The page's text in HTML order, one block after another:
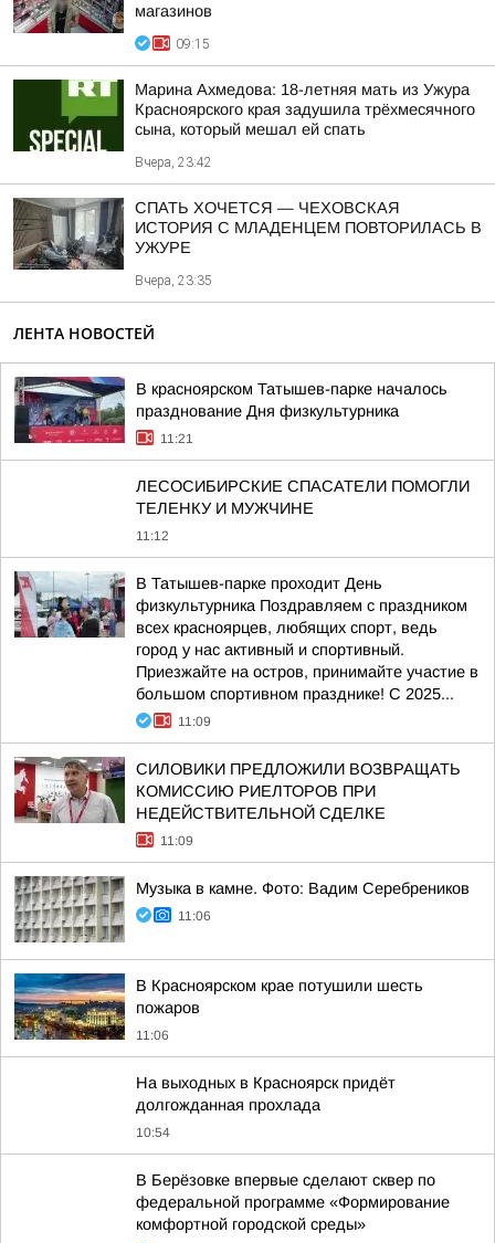
магазинов
09:15
Марина Ахмедова: 18-летняя мать из Ужура
Красноярского края задушила трёхмесячного
сына, который мешал ей спать
Вчера, 23:42
СПАТЬ ХОЧЕТСЯ — ЧЕХОВСКАЯ
ИСТОРИЯ С МЛАДЕНЦЕМ ПОВТОРИЛАСЬ В
УЖУРЕ
Вчера, 23:35
ЛЕНТА НОВОСТЕЙ
В красноярском Татышев-парке началось
празднование Дня физкультурника
11:21
ЛЕСОСИБИРСКИЕ СПАСАТЕЛИ ПОМОГЛИ
ТЕЛЕНКУ И МУЖЧИНЕ
11:12
В Татышев-парке проходит День
физкультурника Поздравляем с праздником
всех красноярцев, любящих спорт, ведь
город у нас активный и спортивный.
Приезжайте на остров, принимайте участие в
большом спортивном празднике! С 2025...
11:09
СИЛОВИКИ ПРЕДЛОЖИЛИ ВОЗВРАЩАТЬ
КОМИССИЮ РИЕЛТОРОВ ПРИ
НЕДЕЙСТВИТЕЛЬНОЙ СДЕЛКЕ
11:09
Музыка в камне. Фото: Вадим Серебреников
11:06
В Красноярском крае потушили шесть
пожаров
11:06
На выходных в Красноярск придёт
долгожданная прохлада
10:54
В Берёзовке впервые сделают сквер по
федеральной программе «Формирование
комфортной городской среды»